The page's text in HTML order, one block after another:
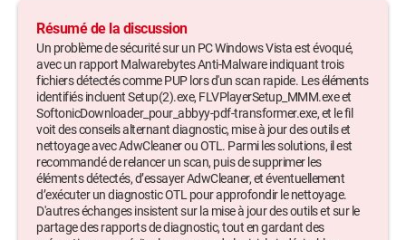
Options d'examen désactivées: P2P
Elément(s) analysé(s): 221150
Temps écoulé: 19 minute(s), 29 seconde(s)
Processus mémoire détecté(s): 0
(Aucun élément nuisible détecté)
Module(s) mémoire détecté(s): 0
(Aucun élément nuisible détecté)
Clé(s) du Registre détectée(s): 0
(Aucun élément nuisible détecté)
Résumé de la discussion
Un problème de sécurité sur un PC Windows Vista est évoqué,
avec un rapport Malwarebytes Anti-Malware indiquant trois
fichiers détectés comme PUP lors d'un scan rapide. Les éléments
identifiés incluent Setup(2).exe, FLVPlayerSetup_MMM.exe et
SoftonicDownloader_pour_abbyy-pdf-transformer.exe, et le fil
voit des conseils alternant diagnostic, mise à jour des outils et
nettoyage avec AdwCleaner ou OTL. Parmi les solutions, il est
recommandé de relancer un scan, puis de supprimer les
éléments détectés, d’essayer AdwCleaner, et éventuellement
d’exécuter un diagnostic OTL pour approfondir le nettoyage.
D'autres échanges insistent sur la mise à jour des outils et sur le
partage des rapports de diagnostic, tout en gardant des